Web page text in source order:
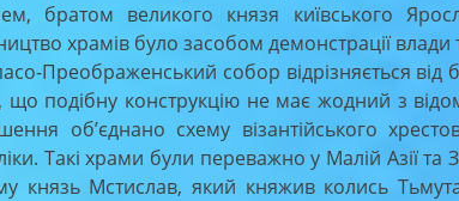
братом великого князя київського
храмів було засобом демонстрації влади
Преображенський собор відрізняється від
що подібну конструкцію не має жодний з
об’єднано схему візантійського
Такі храми були переважно у Малій Азії та
князь Мстислав, який княжив колись